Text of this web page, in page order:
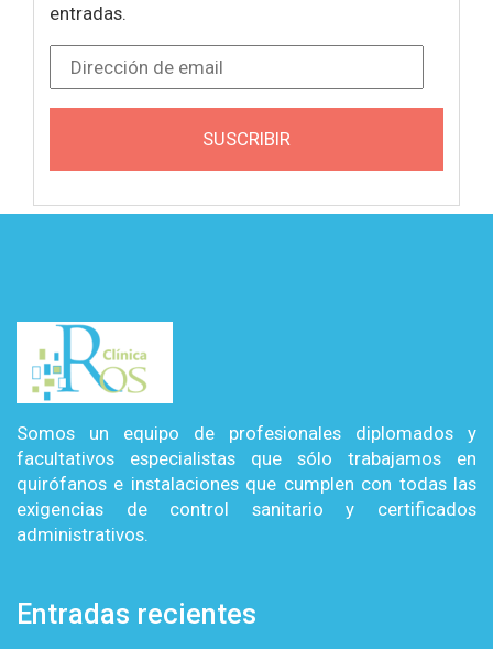
entradas.
Dirección de email
SUSCRIBIR
Somos un equipo de profesionales diplomados y
facultativos especialistas que sólo trabajamos en
quirófanos e instalaciones que cumplen con todas las
exigencias de control sanitario y certificados
administrativos.
Entradas recientes